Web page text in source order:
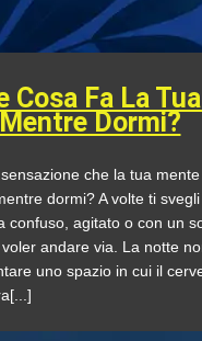
Cosa Fa La
Dormi?
che la tua
dormi? A volte ti svegli
confuso, agitato o con un
andare via. La notte
uno spazio in cui il